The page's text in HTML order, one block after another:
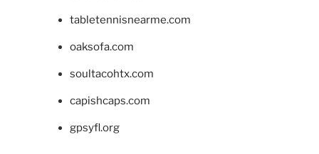
tabletennisnearme.com
oaksofa.com
soultacohtx.com
capishcaps.com
gpsyfl.org